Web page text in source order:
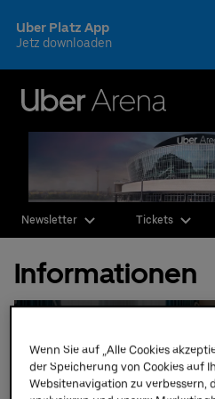
to
content
Tickets
Uber Platz App
Jetz downloaden
Events & Tickets
Fotos & Videos
Ihr Besuch
Die Arena
CSR & Nachhaltigkeit
Newsletter Tickets
Informationen
Wenn Sie auf „Alle Cookies
der Speicherung von Cookies auf
Websitenavigation zu verbessern,